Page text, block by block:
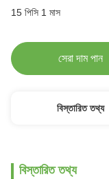
15 পিসি 1 মাস
সেরা দাম পান
বিস্তারিত তথ্য
বিস্তারিত তথ্য